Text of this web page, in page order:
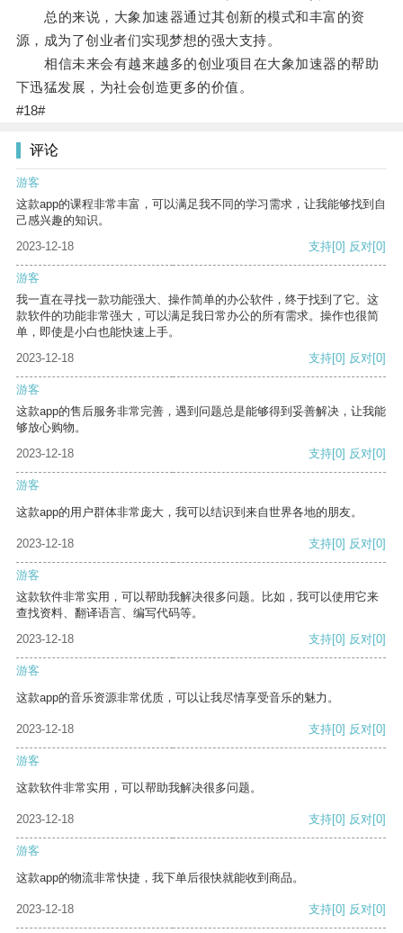
总的来说，大象加速器通过其创新的模式和丰富的资
源，成为了创业者们实现梦想的强大支持。
相信未来会有越来越多的创业项目在大象加速器的帮助
下迅猛发展，为社会创造更多的价值。
#18#
评论
游客
这款app的课程非常丰富，可以满足我不同的学习需求，让我能够找到自
己感兴趣的知识。
2023-12-18
支持[0] 反对[0]
游客
我一直在寻找一款功能强大、操作简单的办公软件，终于找到了它。这
款软件的功能非常强大，可以满足我日常办公的所有需求。操作也很简
单，即使是小白也能快速上手。
2023-12-18
支持[0] 反对[0]
游客
这款app的售后服务非常完善，遇到问题总是能够得到妥善解决，让我能
够放心购物。
2023-12-18
支持[0] 反对[0]
游客
这款app的用户群体非常庞大，我可以结识到来自世界各地的朋友。
2023-12-18 支持[0] 反对[0]
游客
这款软件非常实用，可以帮助我解决很多问题。比如，我可以使用它来
查找资料、翻译语言、编写代码等。
2023-12-18
支持[0] 反对[0]
游客
这款app的音乐资源非常优质，可以让我尽情享受音乐的魅力。
2023-12-18 支持[0] 反对[0]
游客
这款软件非常实用，可以帮助我解决很多问题。
2023-12-18 支持[0] 反对[0]
游客
这款app的物流非常快捷，我下单后很快就能收到商品。
2023-12-18 支持[0] 反对[0]